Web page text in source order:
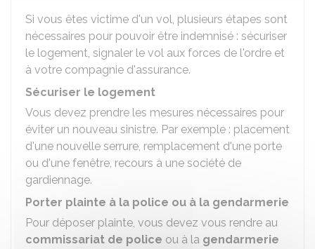
Si vous êtes victime d'un vol, plusieurs étapes sont
nécessaires pour pouvoir être indemnisé : sécuriser
le logement, signaler le vol aux forces de l'ordre et
à votre compagnie d'assurance.
Sécuriser le logement
Vous devez prendre les mesures nécessaires pour
éviter un nouveau sinistre. Par exemple : placement
d'une nouvelle serrure, remplacement d'une porte
ou d'une fenêtre, recours à une société de
gardiennage.
Porter plainte à la police ou à la gendarmerie
Pour déposer plainte, vous devez vous rendre au
commissariat de police ou à la gendarmerie